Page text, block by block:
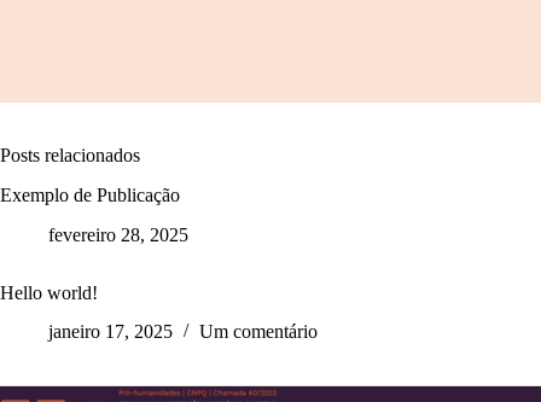
Posts relacionados
Exemplo de Publicação
fevereiro 28, 2025
Hello world!
janeiro 17, 2025
Um comentário